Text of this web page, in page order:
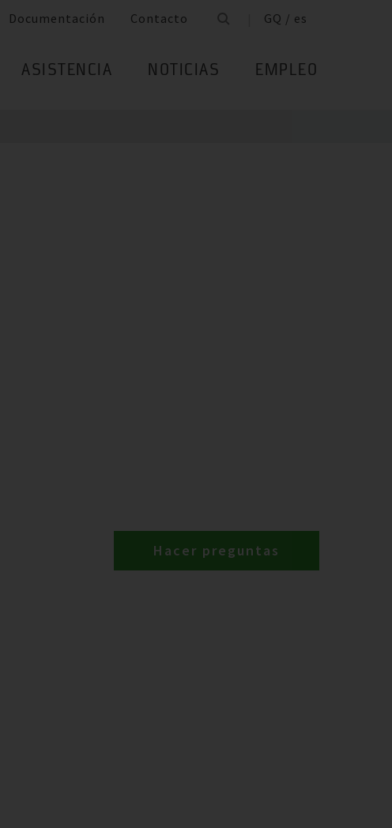
Documentación Contacto GQ / es
ASISTENCIA NOTICIAS EMPLEO
Hacer preguntas